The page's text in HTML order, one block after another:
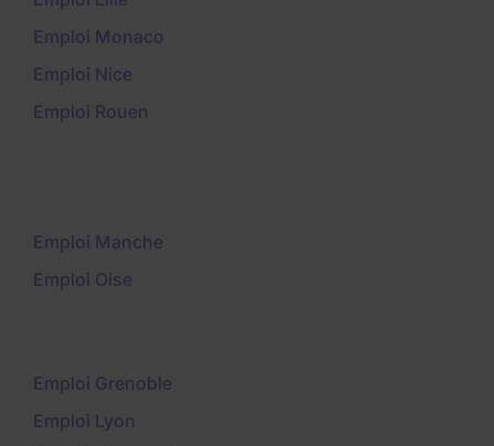
Emploi Monaco
Emploi Nice
Emploi Rouen
Emploi Manche
Emploi Oise
Emploi Grenoble
Emploi Lyon